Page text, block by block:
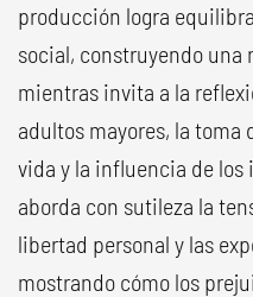
producción logra
social, construyendo
mientras invita a la
adultos mayores, la toma
vida y la influencia de los
aborda con sutileza la
libertad personal y las
mostrando cómo los